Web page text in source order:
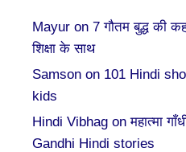
Mayur on 7 गौतम बुद्ध की
शिक्षा के साथ
Samson on 101 Hindi
kids
Hindi Vibhag onमहात्मा
Gandhi Hindi stories